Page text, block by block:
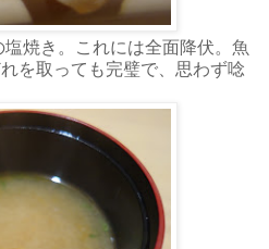
焼き。これには全面降伏。魚
を取っても完璧で、思わず唸